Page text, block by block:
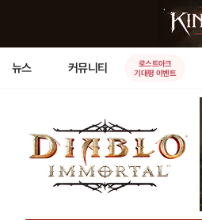
뉴스 커뮤니티
로스트아크
기대평 이벤트